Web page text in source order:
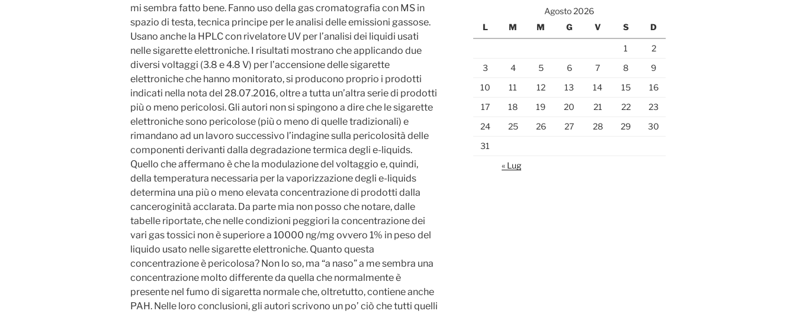
mi sembra fatto bene. Fanno uso della gas cromatografia con MS in
spazio di testa, tecnica principe per le analisi delle emissioni gassose.
Usano anche la HPLC con rivelatore UV per l’analisi dei liquidi usati
nelle sigarette elettroniche. I risultati mostrano che applicando due
diversi voltaggi (3.8 e 4.8 V) per l’accensione delle sigarette
elettroniche che hanno monitorato, si producono proprio i prodotti
indicati nella nota del 28.07.2016, oltre a tutta un’altra serie di prodotti
più o meno pericolosi. Gli autori non si spingono a dire che le sigarette
elettroniche sono pericolose (più o meno di quelle tradizionali) e
rimandano ad un lavoro successivo l’indagine sulla pericolosità delle
componenti derivanti dalla degradazione termica degli e-liquids.
Quello che affermano è che la modulazione del voltaggio e, quindi,
della temperatura necessaria per la vaporizzazione degli e-liquids
determina una più o meno elevata concentrazione di prodotti dalla
canceroginità acclarata. Da parte mia non posso che notare, dalle
tabelle riportate, che nelle condizioni peggiori la concentrazione dei
vari gas tossici non è superiore a 10000 ng/mg ovvero 1% in peso del
liquido usato nelle sigarette elettroniche. Quanto questa
concentrazione è pericolosa? Non lo so, ma “a naso” a me sembra una
concentrazione molto differente da quella che normalmente è
presente nel fumo di sigaretta normale che, oltretutto, contiene anche
PAH. Nelle loro conclusioni, gli autori scrivono un po’ ciò che tutti quelli
Agosto 2026
L
M M G V S D
1
2
3
4 5 6 7 8
9
10
11 12 13 14 15
16
17
18 19 20 21 22
23
24
25 26 27 28 29
30
31
« Lug